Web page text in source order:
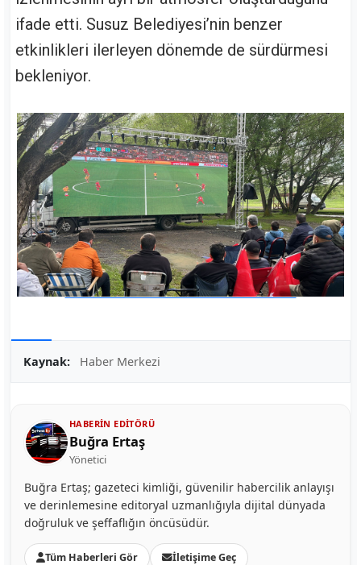
ifade etti. Susuz Belediyesi’nin benzer
etkinlikleri ilerleyen dönemde de sürdürmesi
bekleniyor.
Kaynak: Haber Merkezi
HABERIN EDITÖRÜ
Buğra Ertaş
Yönetici
Buğra Ertaş; gazeteci kimliği, güvenilir habercilik anlayışı
ve derinlemesine editoryal uzmanlığıyla dijital dünyada
doğruluk ve şeffaflığın öncüsüdür.
Tüm Haberleri Gör İletişime Geç